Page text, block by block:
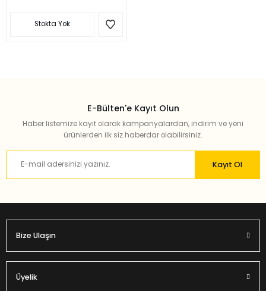
Stokta Yok
E-Bülten'e Kayıt Olun
Haber listemize kayıt olarak kampanyalardan, indirim ve yeni
ürünlerden ilk siz haberdar olabilirsiniz.
Kayıt Ol
Bize Ulaşın
Üyelik